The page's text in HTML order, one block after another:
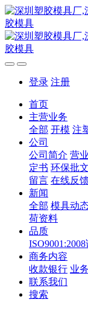
登录 注册
首页
主营业务
全部 开模 注
公司
公司简介 营
定书 环保批文
留言 在线反
新闻
全部 模具动
荷资料
品质
商务内容
收款银行 业
联系我们
搜索